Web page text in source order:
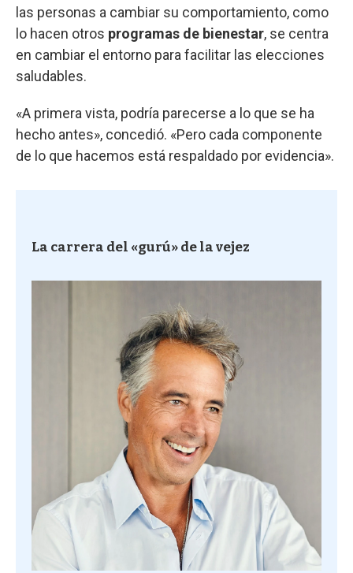
las personas a cambiar su comportamiento, como
lo hacen otros programas de bienestar, se centra
en cambiar el entorno para facilitar las elecciones
saludables.
«A primera vista, podría parecerse a lo que se ha
hecho antes», concedió. «Pero cada componente
de lo que hacemos está respaldado por evidencia».
La carrera del «gurú» de la vejez